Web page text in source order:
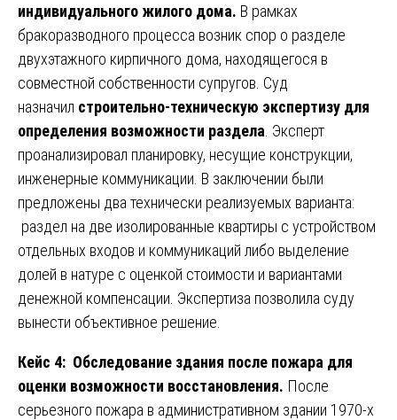
индивидуального жилого дома. В рамках
бракоразводного процесса возник спор о разделе
двухэтажного кирпичного дома, находящегося в
совместной собственности супругов. Суд
назначил строительно-техническую экспертизу для
определения возможности раздела . Эксперт
проанализировал планировку, несущие конструкции,
инженерные коммуникации. В заключении были
предложены два технически реализуемых варианта:
раздел на две изолированные квартиры с устройством
отдельных входов и коммуникаций либо выделение
долей в натуре с оценкой стоимости и вариантами
денежной компенсации. Экспертиза позволила суду
вынести объективное решение.
Кейс 4: Обследование здания после пожара для
оценки возможности восстановления. После
серьезного пожара в административном здании 1970-х